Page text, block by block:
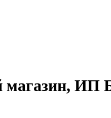
магазин, ИП